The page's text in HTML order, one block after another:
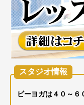
スタジオ情報
ビーヨガは４０～６